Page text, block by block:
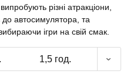
різні атракціони,
до автосимулятора, та
ігри на свій смак.
1,5 год.